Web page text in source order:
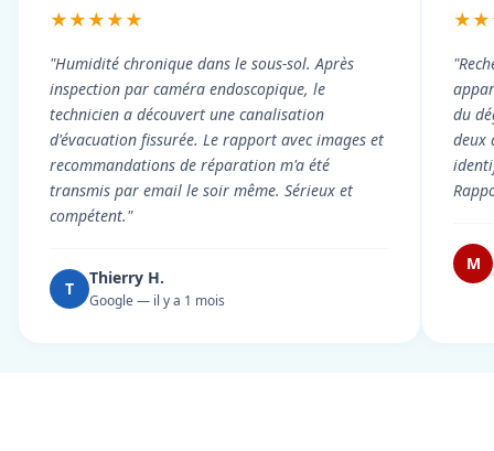
★★★★★
"Humidité chronique dans le sous-sol. Après
inspection par caméra endoscopique, le
technicien a découvert une canalisation
d'évacuation fissurée. Le rapport avec images et
recommandations de réparation m'a été
transmis par email le soir même. Sérieux et
compétent."
T
Thierry H.
Google — il y a 1 mois
du
deux
M